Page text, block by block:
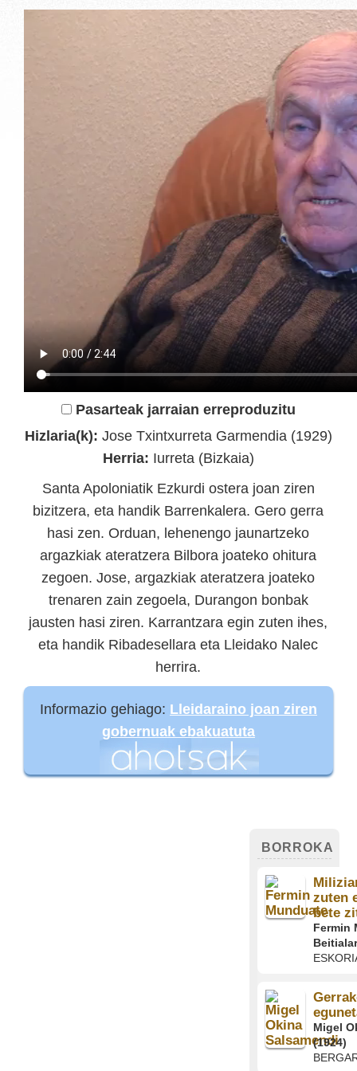
Pasarteak jarraian erreproduzitu
Hizlaria(k): Jose Txintxurreta Garmendia (1929)
Herria: Iurreta (Bizkaia)
Santa Apoloniatik Ezkurdi ostera joan ziren
bizitzera, eta handik Barrenkalera. Gero gerra
hasi zen. Orduan, lehenengo jaunartzeko
argazkiak ateratzera Bilbora joateko ohitura
zegoen. Jose, argazkiak ateratzera joateko
trenaren zain zegoela, Durangon bonbak
jausten hasi ziren. Karrantzara egin zuten ihes,
eta handik Ribadesellara eta Lleidako Nalec
herrira.
Informazio gehiago: Lleidaraino joan ziren
gobernuak ebakuatuta
BORROKA
zuten
bete
Fermin
Migel
(1924)